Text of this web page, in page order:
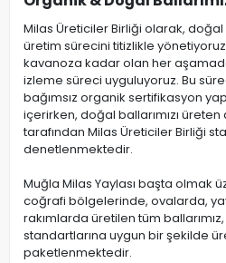
Milas Üreticiler Birliği olarak, doğal
üretim sürecini titizlikle yönetiyoruz.
kavanoza kadar olan her
izleme süreci uyguluyoruz. Bu
bağımsız organik sertifikasyon
içerirken, doğal ballarımızı üreten
tarafından Milas Üreticiler Birliği
denetlenmektedir.
Muğla Milas Yaylası başta olmak
coğrafi bölgelerinde, ovalarda,
rakımlarda üretilen tüm
standartlarına uygun bir şekilde
paketlenmektedir.